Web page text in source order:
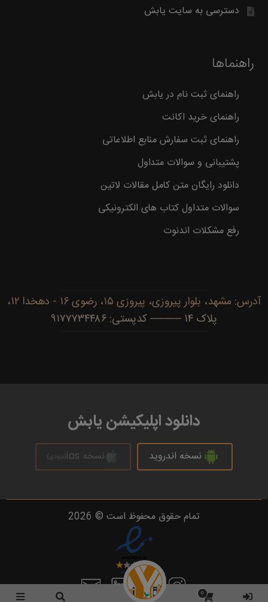
دسترسی به سایت یابش
راهنماها
راهنمای ثبت نام در یابش
راهنمای خرید اکانت
راهنمای ثبت سفارش منابع اطلاعاتی
پشتیبانی و سوالات متداول
دانلود رایگان متن کامل مقالات لاتین
سوالات متداول کتاب های الکترونیکی
رفع مشکلات اندنوت
0
آدرس: مشهد، بلوار پیروزی، پیروزی ۱۵، رضوی ۱۶ - دهخدا ۱۲،
پلاک ۱۴ ──── کدپستی: ۹۱۷۷۷۳۴۴۸۶
دانلود اپلیکیشن یابش
نسخه اندروید نسخه ios (بزودی)
تمام حقوق محفوظ است © 2026